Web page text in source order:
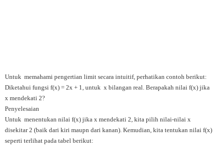
Untuk memahami pengertian limit secara intuitif, perhatikan contoh berikut:
Diketahui fungsi f(x) = 2x + 1, untuk x bilangan real. Berapakah nilai f(x) jika
x mendekati 2?
Penyelesaian
Untuk menentukan nilai f(x) jika x mendekati 2, kita pilih nilai-nilai x
disekitar 2 (baik dari kiri maupn dari kanan). Kemudian, kita tentukan nilai f(x)
seperti terlihat pada tabel berikut: